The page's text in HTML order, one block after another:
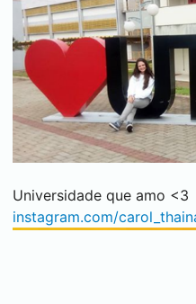
Universidade que amo <3
instagram.com/